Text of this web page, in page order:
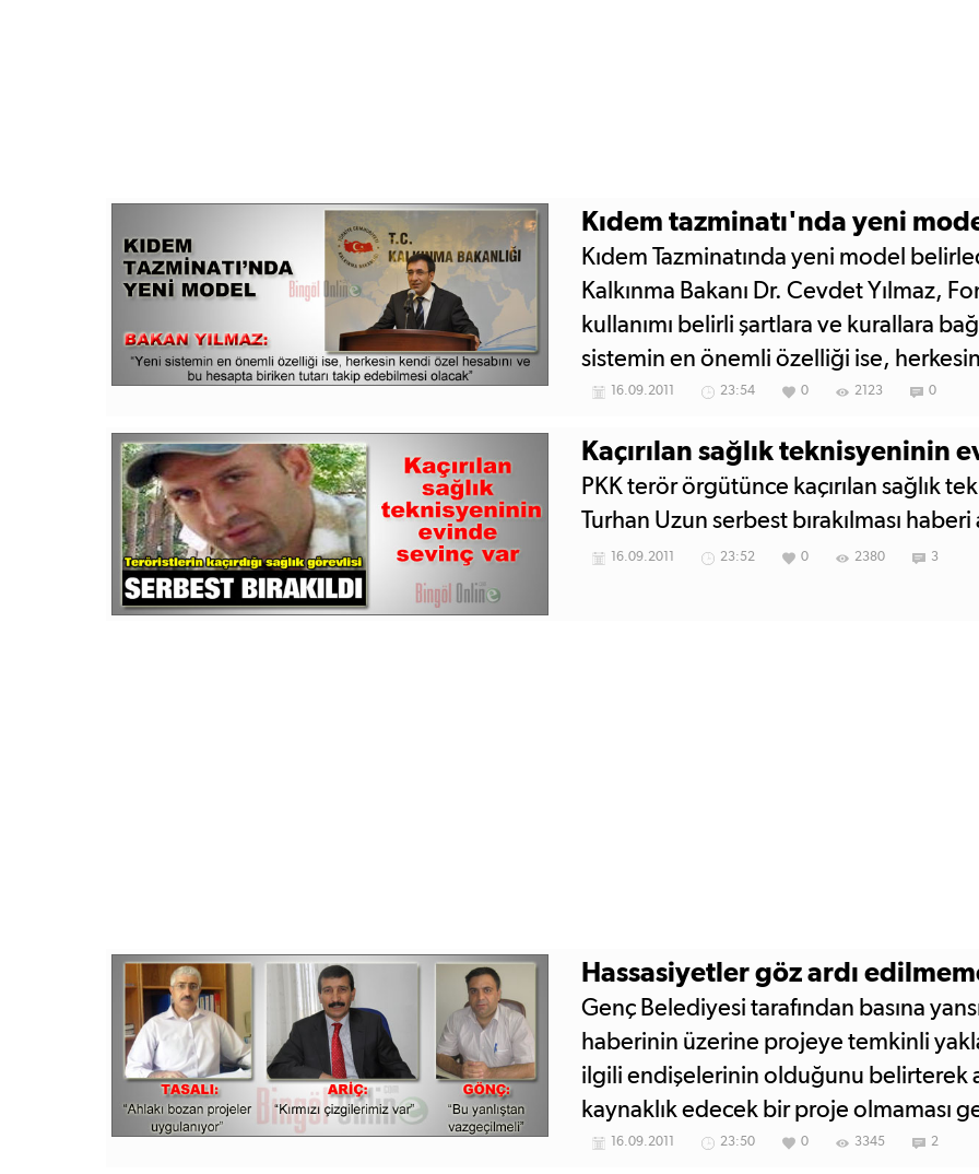
Kıdem tazminatı'nda yeni
Kıdem Tazminatında yeni model
Kalkınma Bakanı Dr. Cevdet Yılmaz,
kullanımı belirli şartlara ve kurallara
sistemin en önemli özelliği ise,
ve bu hesapta biriken tutarı takip
16.09.2011 23:54 0 2123 0
Kaçırılan sağlık teknisyeninin
PKK terör örgütünce kaçırılan sağlık
Turhan Uzun serbest bırakılması
16.09.2011 23:52 0 2380 3
Hassasiyetler göz ardı
Genç Belediyesi tarafından basına
haberinin üzerine projeye temkinli
ilgili endişelerinin olduğunu belirterek
kaynaklık edecek bir proje olmaması
Belediye Başkanı Abdurrahim Ariç ise
16.09.2011 23:50 0 3345 2